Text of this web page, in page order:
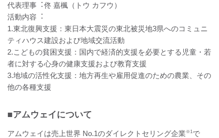
代表理事︓佟 嘉楓（トウ カフウ）
活動内容︓
1.東北復興支援：東日本大震災の東北被災地3県へのコミュニ
ティハウス建設および地域交流活動
2.こどもの貧困支援：国内で経済的支援を必要とする児童・若
者に対する心身の健康支援および教育支援
3.地域の活性化支援：地方再生や雇用促進のための農業、その
他の各種支援
■アムウェイについて
アムウェイは売上世界 No.1のダイレクトセリング企業 ※1 で